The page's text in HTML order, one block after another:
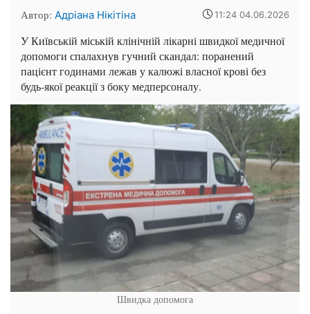
Автор: Адріана Нікітіна 11:24 04.06.2026
У Київській міській клінічній лікарні швидкої медичної
допомоги спалахнув гучний скандал: поранений
пацієнт годинами лежав у калюжі власної крові без
будь-якої реакції з боку медперсоналу.
Швидка допомога